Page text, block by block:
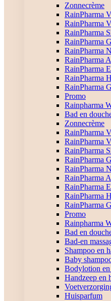
Zonnecrème
RainPharma
RainPharma
RainPharma
RainPharma
RainPharma
RainPharma
RainPharma
RainPharma
RainPharma
Promo
Rainpharma
Bad en
Zonnecrème
RainPharma
RainPharma
RainPharma
RainPharma
RainPharma
RainPharma
RainPharma
RainPharma
RainPharma
Promo
Rainpharma
Bad en
Bad-en
Shampoo en
Baby
Bodylotion
Handzeep en
Huisparfum